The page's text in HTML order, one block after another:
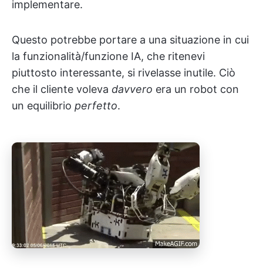
implementare.
Questo potrebbe portare a una situazione in cui
la funzionalità/funzione IA, che ritenevi
piuttosto interessante, si rivelasse inutile. Ciò
che il cliente voleva davvero era un robot con
un equilibrio perfetto.